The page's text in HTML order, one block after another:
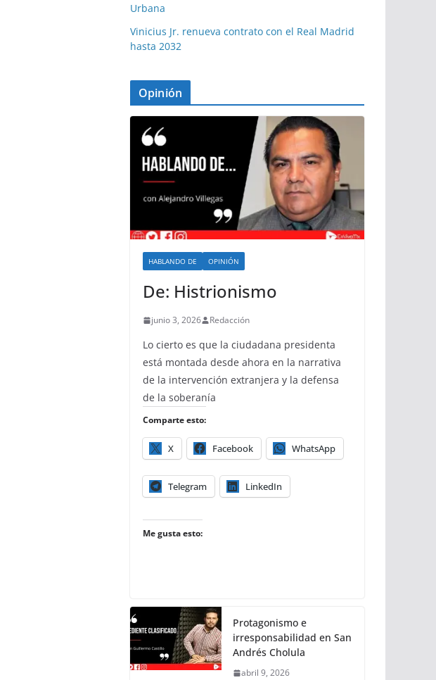
Urbana
Vinicius Jr. renueva contrato con el Real Madrid
hasta 2032
Opinión
HABLANDO DE OPINIÓN
De: Histrionismo
junio 3, 2026 Redacción
Lo cierto es que la ciudadana presidenta
está montada desde ahora en la narrativa
de la intervención extranjera y la defensa
de la soberanía
Comparte esto:
X Facebook WhatsApp
Telegram LinkedIn
Me gusta esto:
Protagonismo e
irresponsabilidad en San
Andrés Cholula
abril 9, 2026